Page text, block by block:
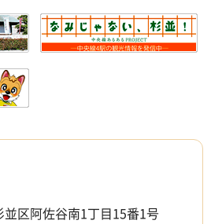
区阿佐谷南1丁目15番1号